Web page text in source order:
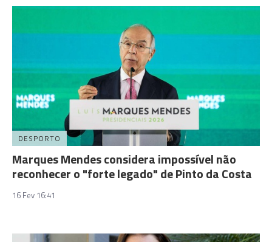
DESPORTO
Marques Mendes considera impossível não
reconhecer o "forte legado" de Pinto da Costa
16 Fev 16:41